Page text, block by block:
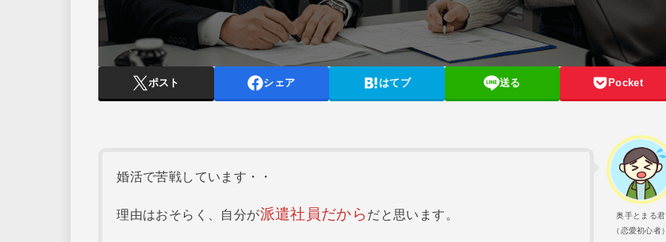
ポスト シェア はてブ 送る Pocket
奥手とまる君
（恋愛初心者）
婚活で苦戦しています・・
理由はおそらく、自分が派遣社員だから だと思います。